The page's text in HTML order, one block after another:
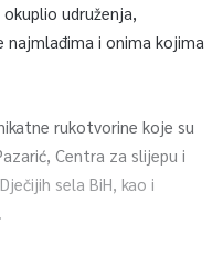
udruženja,
najmlađima i onima kojima
rukotvorine koje su
Centra za slijepu i
sela BiH, kao i